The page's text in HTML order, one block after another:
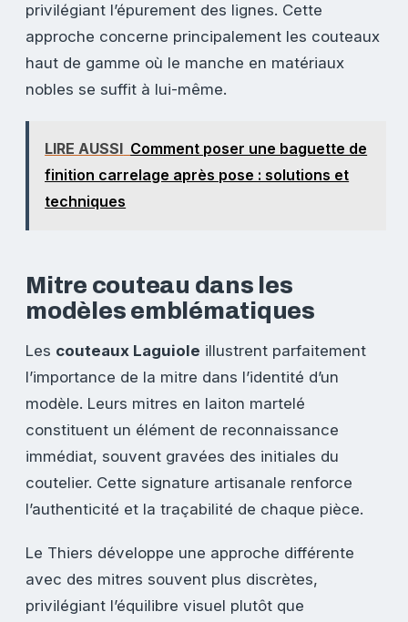
privilégiant l’épurement des lignes. Cette
approche concerne principalement les couteaux
haut de gamme où le manche en matériaux
nobles se suffit à lui-même.
LIRE AUSSI Comment poser une baguette de
finition carrelage après pose : solutions et
techniques
Mitre couteau dans les
modèles emblématiques
Les couteaux Laguiole illustrent parfaitement
l’importance de la mitre dans l’identité d’un
modèle. Leurs mitres en laiton martelé
constituent un élément de reconnaissance
immédiat, souvent gravées des initiales du
coutelier. Cette signature artisanale renforce
l’authenticité et la traçabilité de chaque pièce.
Le Thiers développe une approche différente
avec des mitres souvent plus discrètes,
privilégiant l’équilibre visuel plutôt que